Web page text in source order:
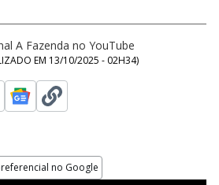
A Fazenda no YouTube
EM 13/10/2025 - 02H34)
no Google